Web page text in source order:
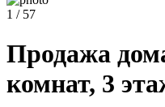
1 / 57
Продажа
комнат, 3